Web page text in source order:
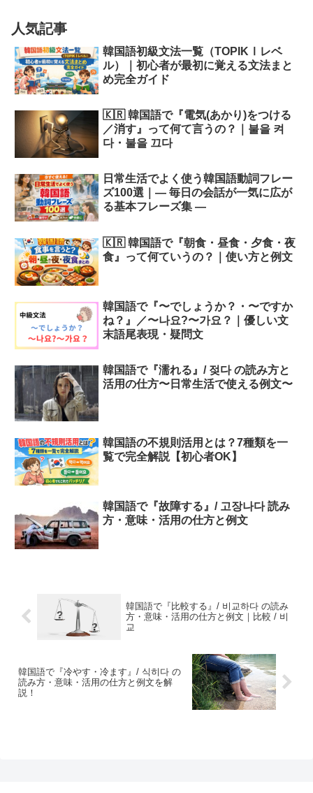
人気記事
韓国語初級文法一覧（TOPIKⅠレベ
ル）｜初心者が最初に覚える文法まと
め完全ガイド
🇰🇷 韓国語で『電気(あかり)をつける
／消す』って何て言うの？｜불을 켜
다・불을 끄다
日常生活でよく使う韓国語動詞フレー
ズ100選｜― 毎日の会話が一気に広が
る基本フレーズ集 ―
🇰🇷 韓国語で『朝食・昼食・夕食・夜
食』って何ていうの？｜使い方と例文
韓国語で『〜でしょうか？・〜ですか
ね？』／〜나요?〜가요？｜優しい文
末語尾表現・疑問文
韓国語で『濡れる』/ 젖다 の読み方と
活用の仕方〜日常生活で使える例文〜
韓国語の不規則活用とは？7種類を一
覧で完全解説【初心者OK】
韓国語で『故障する』/ 고장나다 読み
方・意味・活用の仕方と例文
韓国語で『比較する』/ 비교하다 の読み
方・意味・活用の仕方と例文｜比較 / 비
교
韓国語で『冷やす・冷ます』/ 식히다 の
読み方・意味・活用の仕方と例文を解
説！